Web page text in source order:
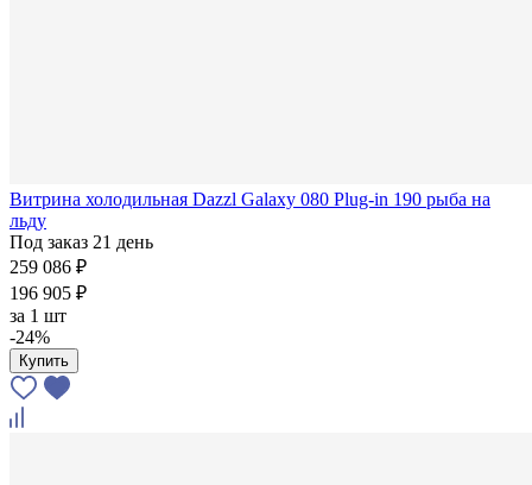
Витрина холодильная Dazzl Galaxy 080 Plug-in 190 рыба на
льду
Под заказ 21 день
259 086 ₽
196 905 ₽
за 1 шт
-24%
Купить